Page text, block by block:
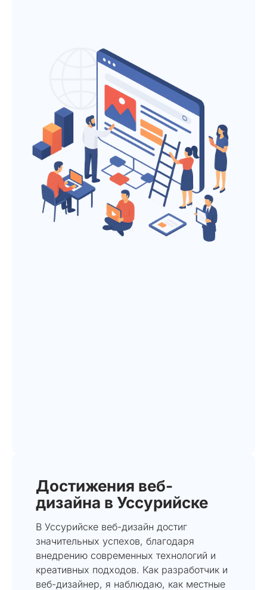
Достижения веб-
дизайна в Уссурийске
В Уссурийске веб-дизайн достиг
значительных успехов, благодаря
внедрению современных технологий и
креативных подходов. Как разработчик и
веб-дизайнер, я наблюдаю, как местные